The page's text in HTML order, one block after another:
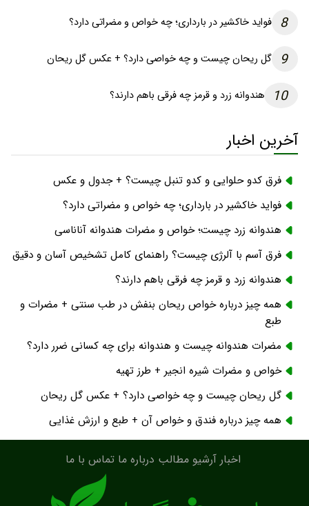
8 فواید خاکشیر در بارداری؛ چه خواص و مضراتی دارد؟
9 گل ریحان چیست و چه خواصی دارد؟ + عکس گل ریحان
10 هندوانه زرد و قرمز چه فرقی باهم دارند؟
آخرین اخبار
فرق کدو حلوایی و کدو تنبل چیست؟ + جدول و عکس
فواید خاکشیر در بارداری؛ چه خواص و مضراتی دارد؟
هندوانه زرد چیست؛ خواص و مضرات هندوانه آناناسی
فرق آسم با آلرژی چیست؟ راهنمای کامل تشخیص آسان و دقیق
هندوانه زرد و قرمز چه فرقی باهم دارند؟
همه چیز درباره خواص ریحان بنفش در طب سنتی + مضرات و
طبع
مضرات هندوانه چیست و هندوانه برای چه کسانی ضرر دارد؟
خواص و مضرات شیره انجیر + طرز تهیه
گل ریحان چیست و چه خواصی دارد؟ + عکس گل ریحان
همه چیز درباره فندق و خواص آن + طبع و ارزش غذایی
اخبار آرشیو مطالب درباره ما تماس با ما